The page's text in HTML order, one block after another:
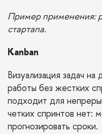
Пример применения:
стартапа.
Kanban
Визуализация задач
работы без жестких
подходит для
четких спринтов нет:
прогнозировать сроки.